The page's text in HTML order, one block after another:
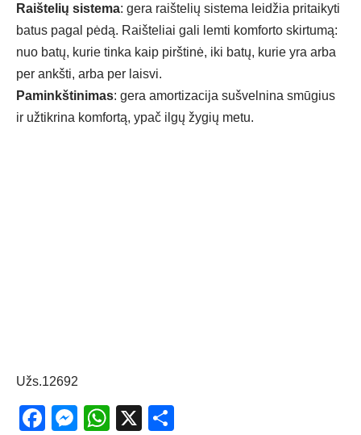
Raištelių sistema: gera raištelių sistema leidžia pritaikyti
batus pagal pėdą. Raišteliai gali lemti komforto skirtumą:
nuo batų, kurie tinka kaip pirštinė, iki batų, kurie yra arba
per ankšti, arba per laisvi.
Paminkštinimas: gera amortizacija sušvelnina smūgius
ir užtikrina komfortą, ypač ilgų žygių metu.
Užs.12692
Facebook
Messenger
WhatsApp
X